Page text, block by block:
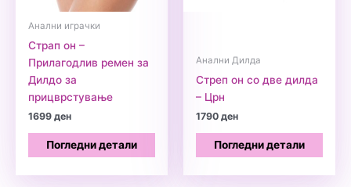
Анални играчки
Страп он –
Прилагодлив ремен за
Дилдо за
прицврстување
1699ден
Погледни детали
Анални Дилда
Стреп он со две дилда
– Црн
1790ден
Погледни детали